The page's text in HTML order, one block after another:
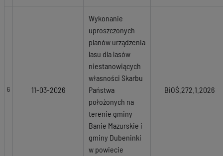
6 11-03-2026
Wykonanie
uproszczonych
planów urządzenia
lasu dla lasów
niestanowiących
własności Skarbu
Państwa
położonych na
terenie gminy
Banie Mazurskie i
gminy Dubeninki
w powiecie
BiOŚ.272.1.2026